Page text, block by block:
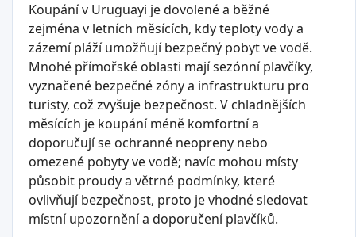
Koupání v Uruguayi je dovolené a běžné
zejména v letních měsících, kdy teploty vody a
zázemí pláží umožňují bezpečný pobyt ve vodě.
Mnohé přímořské oblasti mají sezónní plavčíky,
vyznačené bezpečné zóny a infrastrukturu pro
turisty, což zvyšuje bezpečnost. V chladnějších
měsících je koupání méně komfortní a
doporučují se ochranné neopreny nebo
omezené pobyty ve vodě; navíc mohou místy
působit proudy a větrné podmínky, které
ovlivňují bezpečnost, proto je vhodné sledovat
místní upozornění a doporučení plavčíků.